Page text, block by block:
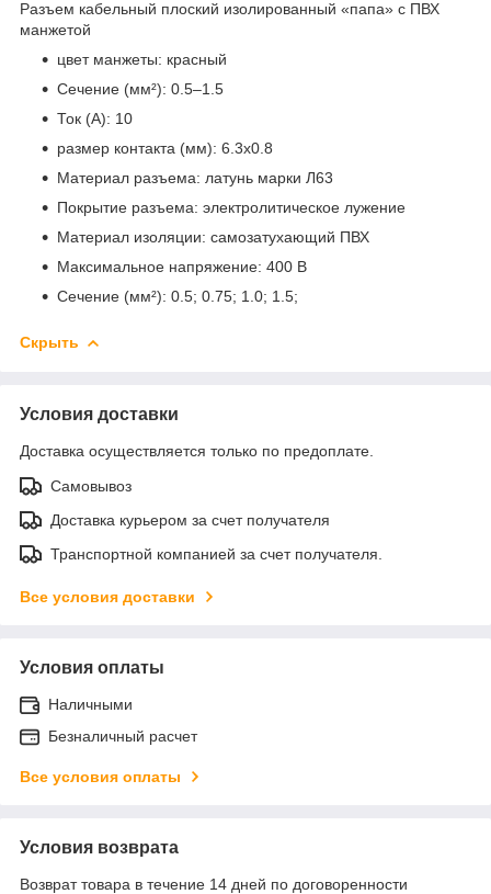
Разъем кабельный плоский изолированный «папа» с ПВХ
манжетой
цвет манжеты: красный
Сечение (мм²): 0.5–1.5
Ток (А): 10
размер контакта (мм): 6.3х0.8
Материал разъема: латунь марки Л63
Покрытие разъема: электролитическое лужение
Материал изоляции: самозатухающий ПВХ
Максимальное напряжение: 400 В
Сечение (мм²): 0.5; 0.75; 1.0; 1.5;
Скрыть
Условия доставки
Доставка осуществляется только по предоплате.
Самовывоз
Доставка курьером за счет получателя
Транспортной компанией за счет получателя.
Все условия доставки
Условия оплаты
Наличными
Безналичный расчет
Все условия оплаты
Условия возврата
Возврат товара в течение 14 дней по договоренности